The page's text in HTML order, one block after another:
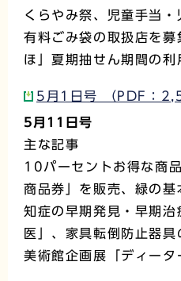
くらやみ祭、児童手当
有料ごみ袋の取扱店を募
ほ」夏期抽せん期間の利
5月1日号 （PDF：
5月11日号
主な記事
10パーセントお得な商
商品券」を販売、緑の
知症の早期発見・早期治
医」、家具転倒防止器
美術館企画展「ディータ